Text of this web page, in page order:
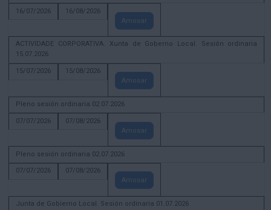
16/07/2026
16/08/2026
Amosar
ACTIVIDADE CORPORATIVA. Xunta de Goberno Local. Sesión ordinaria
15.07.2026
15/07/2026
15/08/2026
Amosar
Pleno sesión ordinaria 02.07.2026
07/07/2026
07/08/2026
Amosar
Pleno sesión ordinaria 02.07.2026
07/07/2026
07/08/2026
Amosar
Junta de Gobierno Local. Sesión ordinaria 01.07.2026